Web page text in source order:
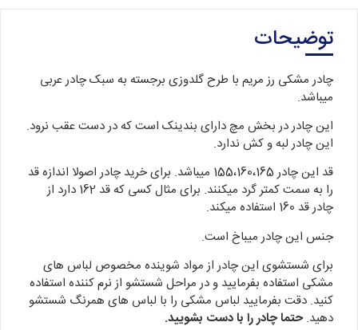
توضیحات
چادر مشکی رز مریم با طرح گلدوزی برجسته به سبک چادر عربی
میباشد.
این چادر در بخش مچ دارای بندینک است که در دست عقب نرود.
این چادر لبه و کش ندارد.
قد این چادر 155،160،165 میباشد. برای خرید چادر اصولا اندازه قد
را به سمت کمتر گرد میکنند. برای مثال کسی که قد 162 دارد از
چادر قد 160 استفاده میکند.
جنس این چادر میباخ است.
برای شستشوی این چادر از مواد شوینده مخصوص لباس های
مشکی استفاده بفرمایید و در مراحل شستشو از نرم کننده استفاده
کنید. دقت بفرمایید لباس مشکی را با لباس های همرنگ شستشو
دهید. حتما چادر را با دست بشویید.